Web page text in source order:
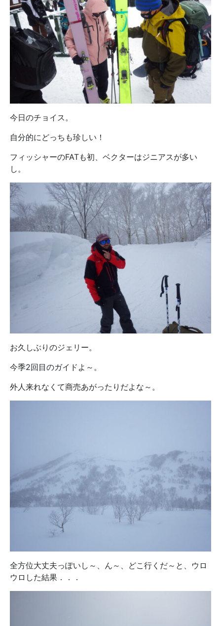
今日のチョイス。
自分的にどっちも珍しい！
フィッシャーのFATも初、ベクターはジニアスが多い
し。
お久しぶりのジェリー。
今季2回目のガイドよ～。
外人来れなくて商売あがったりだよな～。
全方位大丈夫っぽいし～、ん～、どこ行くだ～と、ウロ
ウロした結果．．．